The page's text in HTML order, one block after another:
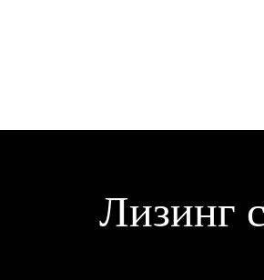
Лизинг